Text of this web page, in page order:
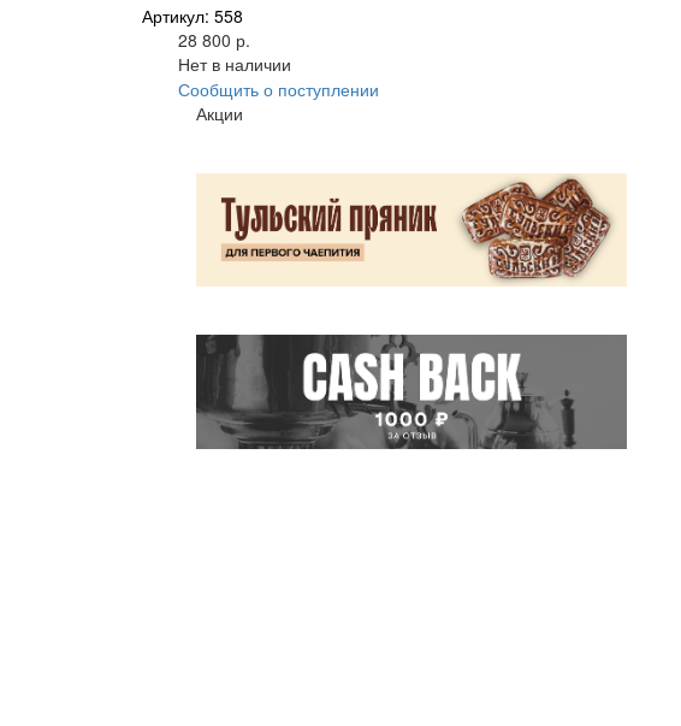
Артикул: 558
28 800 р.
Нет в наличии
Сообщить о поступлении
Акции